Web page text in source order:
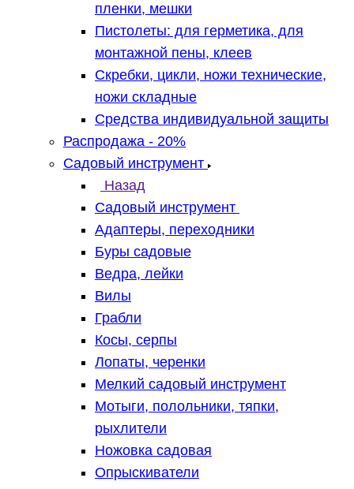
пленки, мешки
Пистолеты: для герметика, для
монтажной пены, клеев
Скребки, цикли, ножи технические,
ножи складные
Средства индивидуальной защиты
Распродажа - 20%
Садовый инструмент
Назад
Садовый инструмент
Адаптеры, переходники
Буры садовые
Ведра, лейки
Вилы
Грабли
Косы, серпы
Лопаты, черенки
Мелкий садовый инструмент
Мотыги, полольники, тяпки,
рыхлители
Ножовка садовая
Опрыскиватели